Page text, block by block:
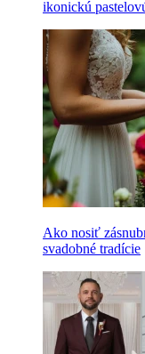
ikonickú
Ako nosiť
svadobné tradície